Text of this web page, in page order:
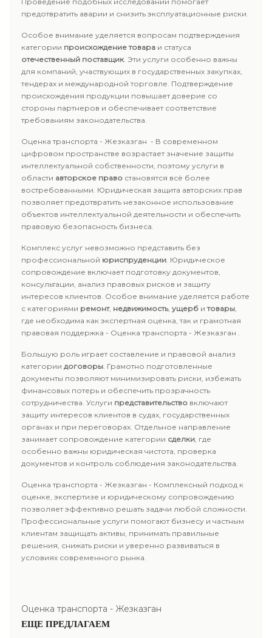
предотвратить аварии и снизить эксплуатационные риски.
Особое внимание уделяется вопросам подтверждения
категории происхождение товара и статуса
отечественный поставщик. Эти услуги особенно важны
для компаний, участвующих в государственных закупках,
тендерах и международной торговле. Подтверждение
происхождения продукции повышает доверие со
стороны партнеров и обеспечивает соответствие
требованиям законодательства.
Оценка транспорта - Жезказган - В современном
цифровом пространстве возрастает значение защиты
интеллектуальной собственности, поэтому услуги в
области авторское право становятся всё более
востребованными. Юридическая защита авторских прав
позволяет предотвратить незаконное использование
объектов интеллектуальной деятельности и обеспечить
правовую безопасность бизнеса.
Комплекс услуг невозможно представить без
профессиональной юриспруденции. Юридическое
сопровождение включает подготовку документов,
консультации, анализ правовых рисков и защиту
интересов клиентов. Особое внимание уделяется работе
с категориями ремонт, недвижимость, ущерб итовары,
где необходима как экспертная оценка, так и грамотная
правовая поддержка - Оценка транспорта - Жезказган .
Большую роль играет составление и правовой анализ
категории договоры. Грамотно подготовленные
документы позволяют минимизировать риски, избежать
финансовых потерь и обеспечить прозрачность
сотрудничества. Услуги представительство включают
защиту интересов клиентов в судах, государственных
органах и при переговорах. Отдельное направление
занимает сопровождение категории сделки, где
особенно важны юридическая чистота, проверка
документов и контроль соблюдения законодательства.
Оценка транспорта - Жезказган - Комплексный подход к
оценке, экспертизе и юридическому сопровождению
позволяет эффективно решать задачи любой сложности.
Профессиональные услуги помогают бизнесу и частным
клиентам защищать активы, принимать правильные
решения, снижать риски и уверенно развиваться в
условиях современного рынка.
Оценка транспорта - Жезказган
ЕЩЕ ПРЕДЛАГАЕМ